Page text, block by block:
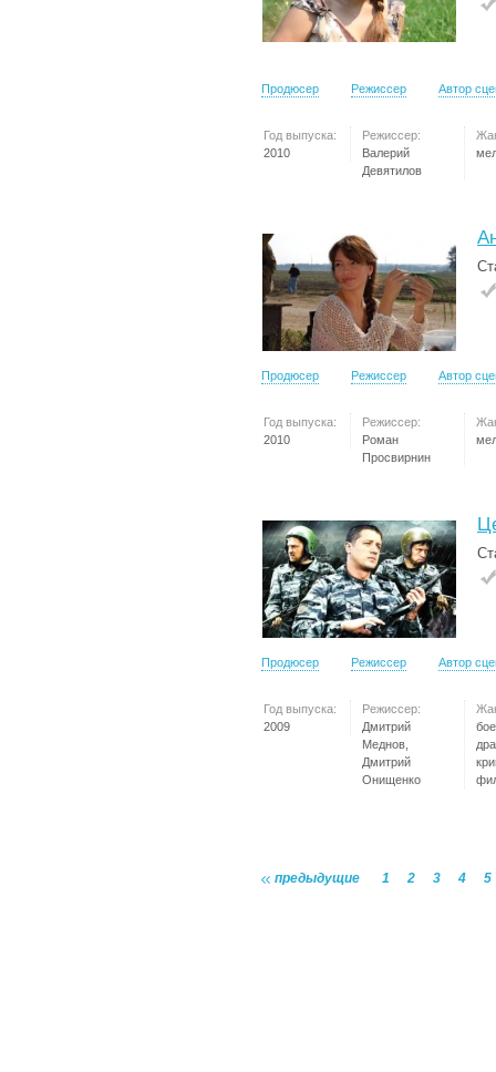
Продюсер Режиссер Автор
Год выпуска:
2010
Режиссер:
Валерий
Девятилов
Продюсер Режиссер Автор
Год выпуска:
2010
Режиссер:
Роман
Просвирнин
Продюсер Режиссер Автор
Год выпуска:
2009
Режиссер:
Дмитрий
Меднов,
Дмитрий
Онищенко
предыдущие 1 2 3 4 5